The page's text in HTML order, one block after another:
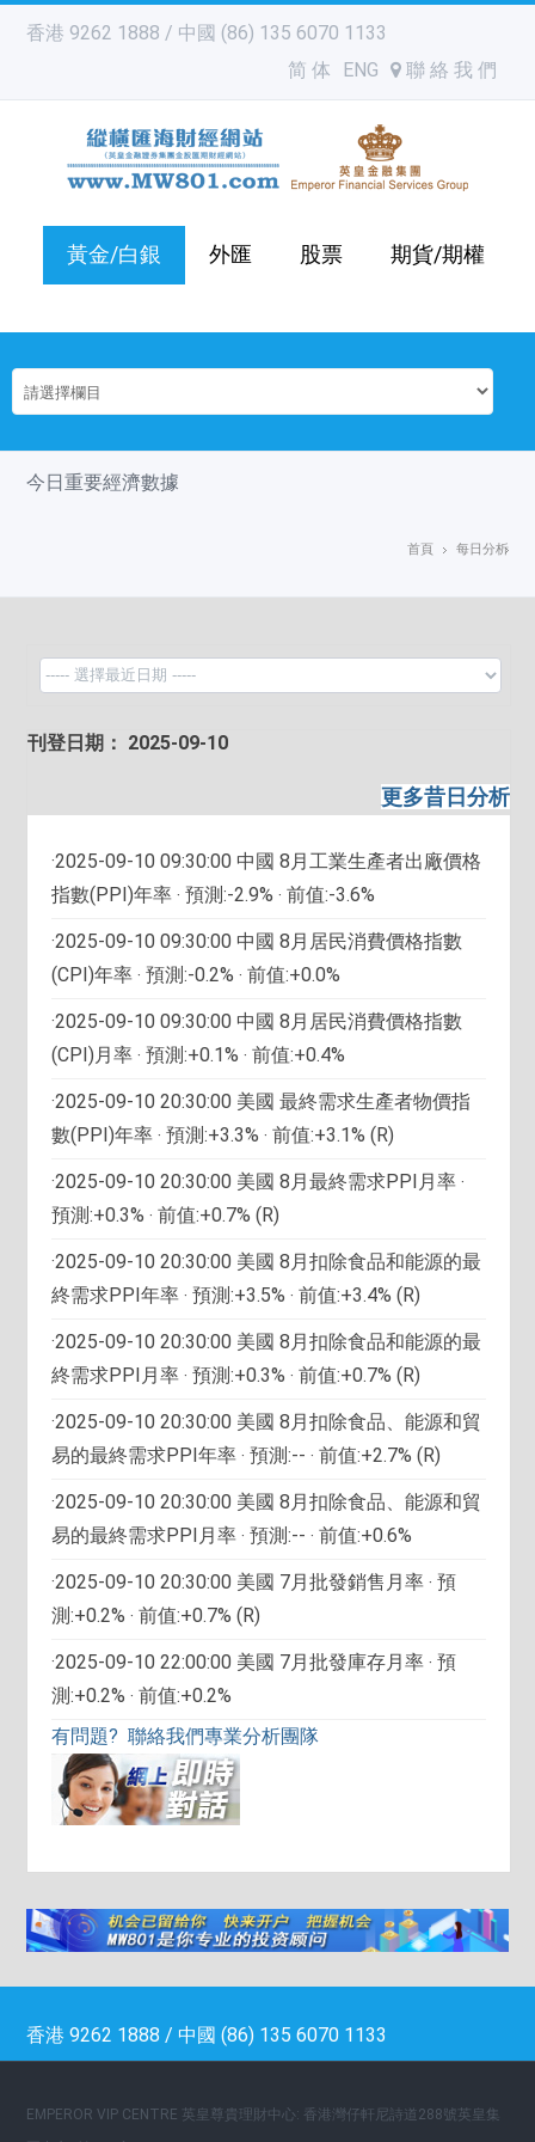
香港 9262 1888 / 中國 (86) 135 6070 1133
简 体
ENG 聯 絡 我 們
黃金/白銀 外匯 股票 期貨/期權
今日重要經濟數據
首頁 每日分析
刊登日期： 2025-09-10
更多昔日分析
·2025-09-10 09:30:00 中國 8月工業生產者出廠價格
指數(PPI)年率 ‧ 預測:-2.9% ‧ 前值:-3.6%
·2025-09-10 09:30:00 中國 8月居民消費價格指數
(CPI)年率 ‧ 預測:-0.2% ‧ 前值:+0.0%
·2025-09-10 09:30:00 中國 8月居民消費價格指數
(CPI)月率 ‧ 預測:+0.1% ‧ 前值:+0.4%
·2025-09-10 20:30:00 美國 最終需求生產者物價指
數(PPI)年率 ‧ 預測:+3.3% ‧ 前值:+3.1% (R)
·2025-09-10 20:30:00 美國 8月最終需求PPI月率 ‧
預測:+0.3% ‧ 前值:+0.7% (R)
·2025-09-10 20:30:00 美國 8月扣除食品和能源的最
終需求PPI年率 ‧ 預測:+3.5% ‧ 前值:+3.4% (R)
·2025-09-10 20:30:00 美國 8月扣除食品和能源的最
終需求PPI月率 ‧ 預測:+0.3% ‧ 前值:+0.7% (R)
·2025-09-10 20:30:00 美國 8月扣除食品、能源和貿
易的最終需求PPI年率 ‧ 預測:-- ‧ 前值:+2.7% (R)
·2025-09-10 20:30:00 美國 8月扣除食品、能源和貿
易的最終需求PPI月率 ‧ 預測:-- ‧ 前值:+0.6%
·2025-09-10 20:30:00 美國 7月批發銷售月率 ‧ 預
測:+0.2% ‧ 前值:+0.7% (R)
·2025-09-10 22:00:00 美國 7月批發庫存月率 ‧ 預
測:+0.2% ‧ 前值:+0.2%
有問題? 聯絡我們專業分析團隊
香港 9262 1888 / 中國 (86) 135 6070 1133
EMPEROR VIP CENTRE 英皇尊貴理財中心: 香港灣仔軒尼詩道288號英皇集